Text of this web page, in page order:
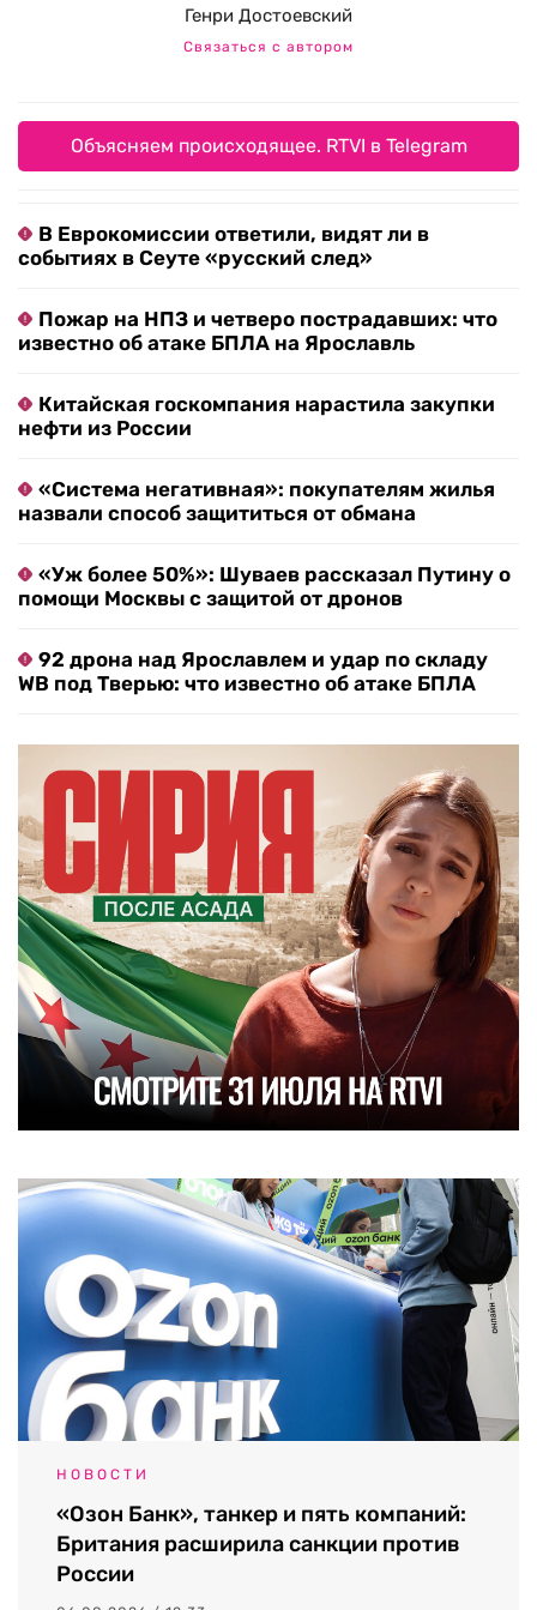
Генри Достоевский
Связаться с автором
Объясняем происходящее. RTVI в Telegram
В Еврокомиссии ответили, видят ли в
событиях в Сеуте «русский след»
Пожар на НПЗ и четверо пострадавших: что
известно об атаке БПЛА на Ярославль
Китайская госкомпания нарастила закупки
нефти из России
«Система негативная»: покупателям жилья
назвали способ защититься от обмана
«Уж более 50%»: Шуваев рассказал Путину о
помощи Москвы с защитой от дронов
92 дрона над Ярославлем и удар по складу
WB под Тверью: что известно об атаке БПЛА
НОВОСТИ
«Озон Банк», танкер и пять компаний:
Британия расширила санкции против
России